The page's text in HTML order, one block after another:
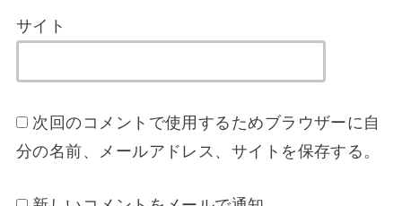
サイト
次回のコメントで使用するためブラウザーに自
分の名前、メールアドレス、サイトを保存する。